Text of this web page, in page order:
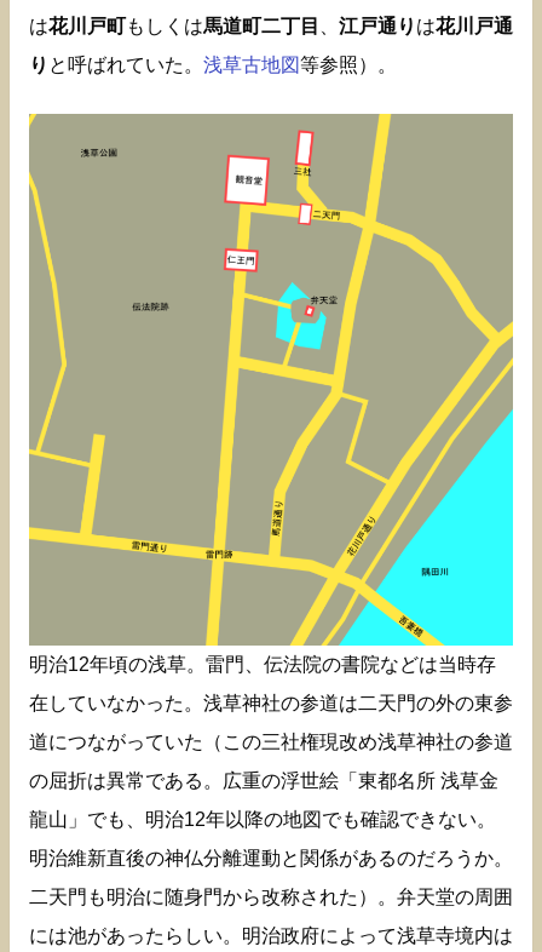
は花川戸町もしくは馬道町二丁目 江戸通り は花川戸通
り と呼ばれていた。 浅草古地図等参照）。
明治12年頃の浅草。雷門、伝法院の書院などは当時存
在していなかった。浅草神社の参道は二天門の外の東参
道につながっていた（この三社権現改め浅草神社の参道
の屈折は異常である。広重の浮世絵「東都名所 浅草金
龍山」でも、明治12年以降の地図でも確認できない。
明治維新直後の神仏分離運動と関係があるのだろうか。
二天門も明治に随身門から改称された）。弁天堂の周囲
には池があったらしい。明治政府によって浅草寺境内は